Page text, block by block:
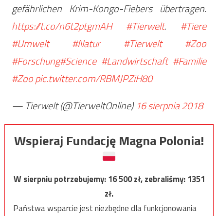
gefährlichen Krim-Kongo-Fiebers übertragen.
https://t.co/n6t2ptgmAH
#Tierwelt. #Tiere
#Umwelt
#Natur #Tierwelt
#Zoo
#Forschung#Science #Landwirtschaft #Familie
#Zoopic.twitter.com/RBMJPZiH80
— Tierwelt (@TierweltOnline) 16 sierpnia 2018
Wspieraj Fundację Magna Polonia!
W sierpniu potrzebujemy:16 500zł, zebraliśmy:1351
zł.
Państwa wsparcie jest niezbędne dla funkcjonowania